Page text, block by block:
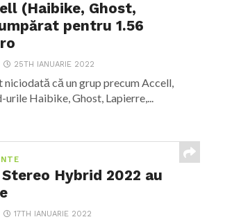
(Haibike, Ghost,
pentru 1.56
25TH IANUARIE 2022
niciodată că un grup precum Accell,
urile Haibike, Ghost, Lapierre,...
Hybrid 2022 au
17TH IANUARIE 2022